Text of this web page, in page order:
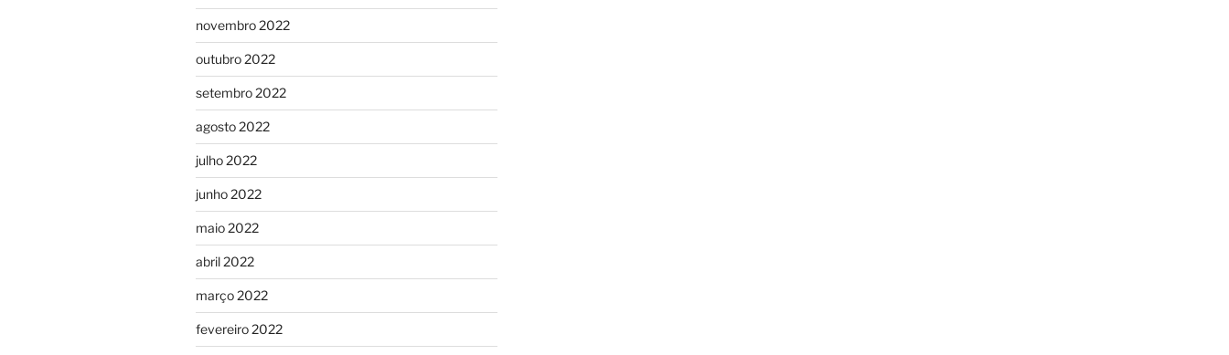
novembro 2022
outubro 2022
setembro 2022
agosto 2022
julho 2022
junho 2022
maio 2022
abril 2022
março 2022
fevereiro 2022